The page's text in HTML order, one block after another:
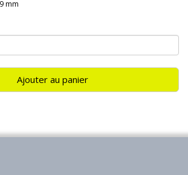
mm
Ajouter au panier